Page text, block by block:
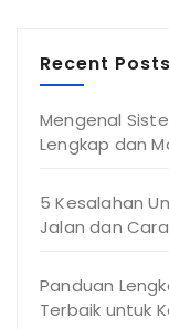
Recent Posts
Mengenal
Lengkap dan
5 Kesalahan
Jalan dan
Panduan
Terbaik untuk